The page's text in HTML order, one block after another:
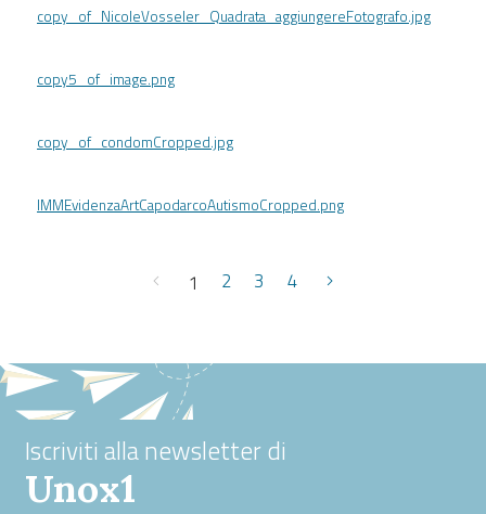
copy_of_NicoleVosseler_Quadrata_aggiungereFotografo.jpg
copy5_of_image.png
copy_of_condomCropped.jpg
IMMEvidenzaArtCapodarcoAutismoCropped.png
1 2 3 4
Iscriviti alla newsletter di
Unox1